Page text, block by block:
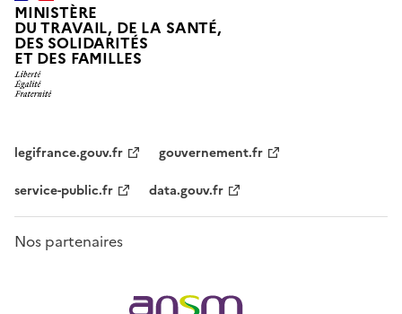
MINISTÈRE
DU TRAVAIL, DE LA SANTÉ,
DES SOLIDARITÉS
ET DES FAMILLES
legifrance.gouv.fr
gouvernement.fr
service-public.fr
data.gouv.fr
Nos partenaires